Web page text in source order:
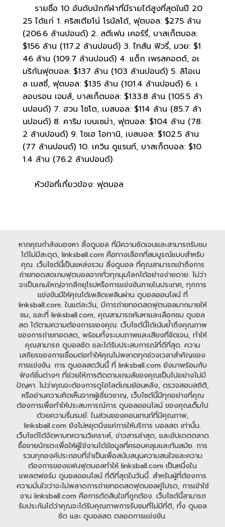
รายชื่อ 10 อันดับนักกีฬาที่มีรายได้สูงที่สุดในปี 20
25 ได้แก่ 1. คริสเตียโน่ โรนัลโด้, ฟุตบอล: $275 ล้าน
(206.6 ล้านปอนด์) 2. สตีเฟน เคอร์รี่, บาสเก็ตบอล:
$156 ล้าน (117.2 ล้านปอนด์) 3. ไทสัน ฟิวรี่, มวย: $1
46 ล้าน (109.7 ล้านปอนด์) 4. แด็ก เพรสคอตต์, อเ
มริกันฟุตบอล: $137 ล้าน (103 ล้านปอนด์) 5. ลิโอเน
ล เมสซี่, ฟุตบอล: $135 ล้าน (101.4 ล้านปอนด์) 6. เ
ลอบรอน เจมส์, บาสเก็ตบอล: $133.8 ล้าน (105.5 ล้า
นปอนด์) 7. ฮวน โซโต, เบสบอล: $114 ล้าน (85.7 ล้า
นปอนด์) 8. คาริม เบนเซม่า, ฟุตบอล: $104 ล้าน (78.
2 ล้านปอนด์) 9. โชเฮ โอทานิ, เบสบอล: $102.5 ล้าน
(77 ล้านปอนด์) 10. เควิน ดูแรนท์, บาสเก็ตบอล: $10
1.4 ล้าน (76.2 ล้านปอนด์)
หัวข้อที่เกี่ยวข้อง: ฟุตบอล
หากคุณกำลังมองหา ลิ้งดูบอล ที่มีความชัดเจนและสามารถรับชม
ได้ไม่มีสะดุด, linksball.com คือทางเลือกที่สมบูรณ์แบบสำหรับ
คุณ. เว็บไซต์นี้เป็นแหล่งรวม ลิ้งดูบอล ที่คุณสามารถเข้าถึงการ
ถ่ายทอดสดเกมฟุตบอลจากทั่วทุกมุมโลกได้อย่างง่ายดาย. ไม่ว่า
จะเป็นเกมใหญ่จากลีกยุโรปหรือการแข่งขันภายในประเทศ, ทุกการ
แข่งขันมีให้คุณได้เพลิดเพลินผ่าน ดูบอลออนไลน์ ที่
linksball.com. ในแต่ละวัน, มีการถ่ายทอดสดฟุตบอลมากมายให้
ชม, และที่ linksball.com, คุณสามารถค้นหาและเลือกชม ดูบอล
สด ได้ตามความต้องการของคุณ. เว็บไซต์นี้ได้เน้นย้ำถึงคุณภาพ
ของการถ่ายทอดสด, พร้อมทั้งระบบภาพและเสียงที่ชัดเจน, ทำให้
คุณสามารถ ดูบอลชัด และได้รับประสบการณ์ที่ดีที่สุด. ความ
เสถียรของการเชื่อมต่อทำให้คุณไม่พลาดทุกช่วงเวลาสำคัญของ
การแข่งขัน. การ ดูบอลสดวันนี้ ที่ linksball.com ยังมาพร้อมกับ
ฟังก์ชั่นต่างๆ ที่ช่วยให้การติดตามเกมส์ของคุณเป็นไปอย่างไม่มี
ปัญหา. ไม่ว่าคุณจะต้องการดูไฮไลต์เกมย้อนหลัง, ตรวจสอบสถิติ,
หรืออ่านความคิดเห็นจากผู้เชี่ยวชาญ, เว็บไซต์นี้มีทุกอย่างที่คุณ
ต้องการเพื่อทำให้ประสบการณ์การ ดูบอลออนไลน์ ของคุณเต็มไป
ด้วยความรื่นรมย์. ในส่วนของคอนเทนท์ที่มีคุณภาพ,
linksball.com ยังไม่หยุดนิ่งแค่การให้บริการ บอลสด เท่านั้น.
เว็บไซต์ได้จัดหาบทความวิเคราะห์, ข่าวสารล่าสุด, และอัปเดตตลาด
ซื้อขายนักเตะเพื่อให้ผู้ใช้งานได้ข้อมูลที่ครอบคลุมและทันสมัย. การ
รวมทุกองค์ประกอบที่จำเป็นเพื่อสนับสนุนความสนใจและความ
ต้องการของแฟนฟุตบอลทำให้ linksball.com เป็นหนึ่งใน
แพลตฟอร์ม ดูบอลออนไลน์ ที่ดีที่สุดในวันนี้. สำหรับผู้ที่ต้องการ
ความมั่นใจว่าจะไม่พลาดการถ่ายทอดสดฟุตบอลคู่โปรด, การเข้าใช้
งาน linksball.com คือการตัดสินใจที่ถูกต้อง. เว็บไซต์นี้สามารถ
รับประกันได้ว่าคุณจะได้รับคุณภาพการรับชมที่ไม่มีที่ติ, ทั้ง ดูบอล
ชัด และ ดูบอลสด ตลอดการแข่งขัน.